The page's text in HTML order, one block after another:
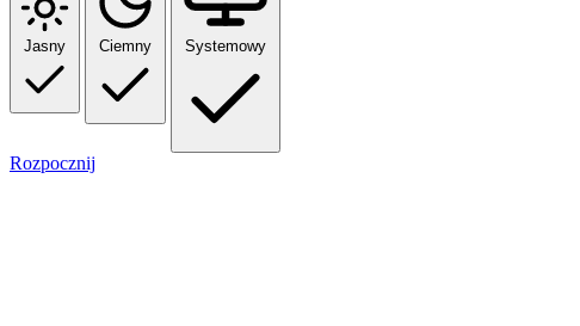
Jasny Ciemny Systemowy
Rozpocznij